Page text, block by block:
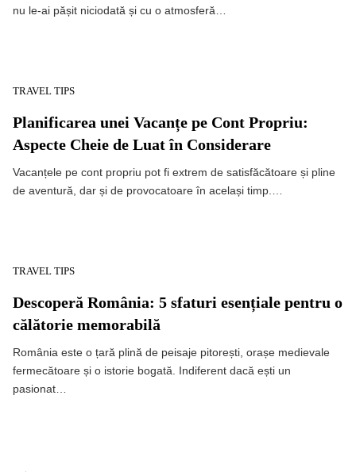
nu le-ai pășit niciodată și cu o atmosferă…
TRAVEL TIPS
Planificarea unei Vacanțe pe Cont Propriu:
Aspecte Cheie de Luat în Considerare
Vacanțele pe cont propriu pot fi extrem de satisfăcătoare și pline
de aventură, dar și de provocatoare în același timp.…
TRAVEL TIPS
Descoperă România: 5 sfaturi esențiale pentru o
călătorie memorabilă
România este o țară plină de peisaje pitorești, orașe medievale
fermecătoare și o istorie bogată. Indiferent dacă ești un
pasionat…